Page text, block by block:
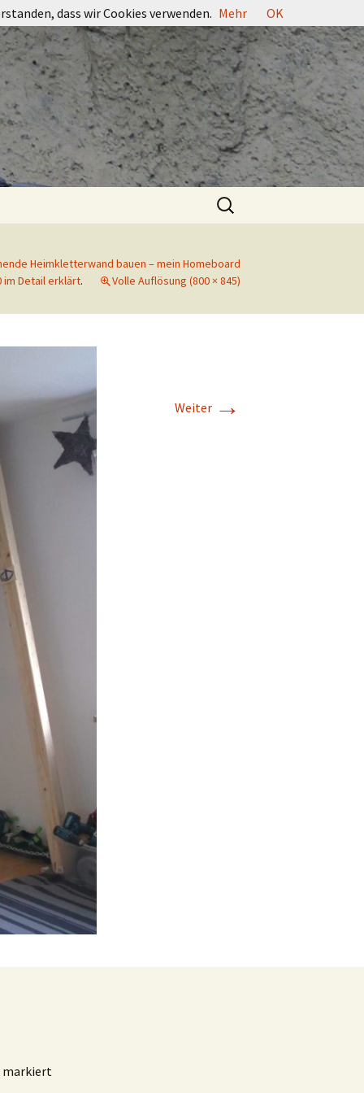
Suchen
nach:
Heimkletterwand bauen – mein Homeboard
im Detail erklärt. Volle Auflösung (800 × 845)
Weiter →
markiert
dass wir Cookies verwenden. Mehr OK